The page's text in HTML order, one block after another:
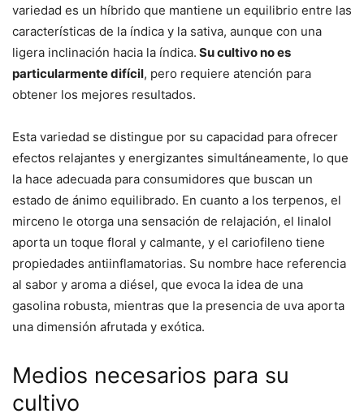
variedad es un híbrido que mantiene un equilibrio entre las
características de la índica y la sativa, aunque con una
ligera inclinación hacia la índica. Su cultivo no es
particularmente difícil, pero requiere atención para
obtener los mejores resultados.
Esta variedad se distingue por su capacidad para ofrecer
efectos relajantes y energizantes simultáneamente, lo que
la hace adecuada para consumidores que buscan un
estado de ánimo equilibrado. En cuanto a los terpenos, el
mirceno le otorga una sensación de relajación, el linalol
aporta un toque floral y calmante, y el cariofileno tiene
propiedades antiinflamatorias. Su nombre hace referencia
al sabor y aroma a diésel, que evoca la idea de una
gasolina robusta, mientras que la presencia de uva aporta
una dimensión afrutada y exótica.
Medios necesarios para su
cultivo